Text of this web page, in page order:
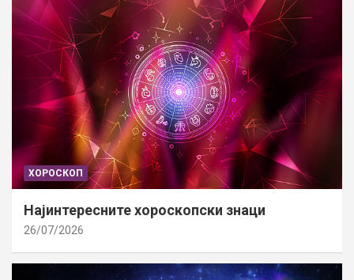
ХОРОСКОП
Најинтересните хороскопски знаци
26/07/2026